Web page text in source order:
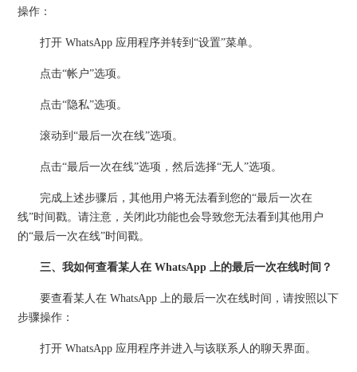
操作：
打开 WhatsApp 应用程序并转到“设置”菜单。
点击“帐户”选项。
点击“隐私”选项。
滚动到“最后一次在线”选项。
点击“最后一次在线”选项，然后选择“无人”选项。
完成上述步骤后，其他用户将无法看到您的“最后一次在
线”时间戳。请注意，关闭此功能也会导致您无法看到其他用户
的“最后一次在线”时间戳。
三、我如何查看某人在 WhatsApp 上的最后一次在线时间？
要查看某人在 WhatsApp 上的最后一次在线时间，请按照以下
步骤操作：
打开 WhatsApp 应用程序并进入与该联系人的聊天界面。